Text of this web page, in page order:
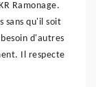
Ramonage.
sans qu'il soit
d'autres
Il respecte